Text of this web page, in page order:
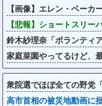
【画像】エレン・ベーカ
【悲報】ショートスリー
鈴木紗理奈「ボランティ
家庭菜園やってるけど、
衆院選でほぼ全ての野党
高市首相の被災地動画に